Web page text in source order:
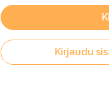
Kirjaudu